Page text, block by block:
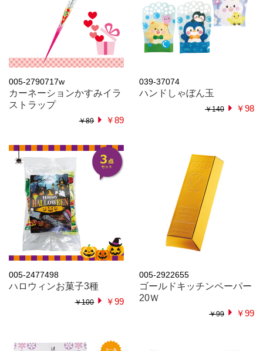
005-2790717w
カーネーションかすみイラ
ストラップ
￥89 ￥89
039-37074
ハンドしゃぼん玉
￥140 ￥98
005-2477498
ハロウィンお菓子3種
￥100 ￥99
005-2922655
ゴールドキッチンペーパー
20Ｗ
￥99 ￥99